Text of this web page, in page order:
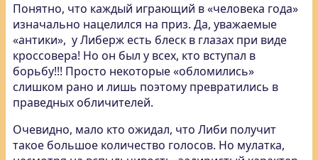
Понятно, что каждый играющий в «человека года»
изначально нацелился на приз. Да, уважаемые
«антики», у Либерж есть блеск в глазах при виде
кроссовера! Но он был у всех, кто вступал в
борьбу!!! Просто некоторые «обломились»
слишком рано и лишь поэтому превратились в
праведных обличителей.
Очевидно, мало кто ожидал, что Либи получит
такое большое количество голосов. Но мулатка,